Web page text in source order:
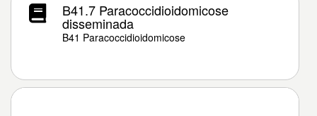
B41.7 Paracoccidioidomicose
disseminada
B41 Paracoccidioidomicose